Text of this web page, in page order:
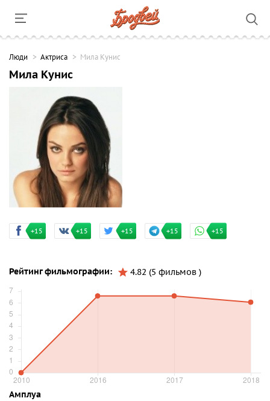
Люди Актриса Мила Кунис
Мила Кунис
+15 +15 +15 +15 +15
Рейтинг фильмографии: 4.82 (5 фильмов )
Амплуа